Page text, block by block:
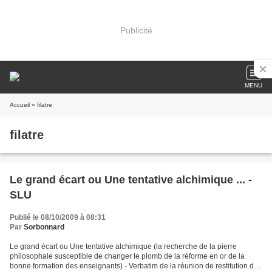
Publicité
MENU
Accueil » filatre
filatre
Le grand écart ou Une tentative alchimique ... -
SLU
Publié le 08/10/2009 à 08:31
Par Sorbonnard
Le grand écart ou Une tentative alchimique (la recherche de la pierre
philosophale susceptible de changer le plomb de la réforme en or de la
bonne formation des enseignants) - Verbatim de la réunion de restitution des